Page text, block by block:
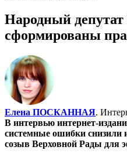
Народный
сформированы
Елена ПОСКАННАЯ.
В интервью интернет-
системные ошибки снизили
созыв Верховной Рады для